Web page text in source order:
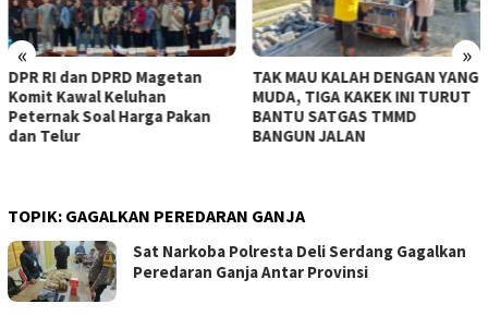
« »
DPR RI dan DPRD Magetan
Komit Kawal Keluhan
Peternak Soal Harga Pakan
dan Telur
TAK MAU KALAH DENGAN YANG
MUDA, TIGA KAKEK INI TURUT
BANTU SATGAS TMMD
BANGUN JALAN
TOPIK: GAGALKAN PEREDARAN GANJA
Sat Narkoba Polresta Deli Serdang Gagalkan
Peredaran Ganja Antar Provinsi